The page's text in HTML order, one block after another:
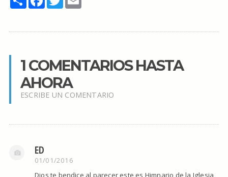
1 COMENTARIOS HASTA
AHORA
ESCRIBE UN COMENTARIO
ED
01/01/2016
Dios te bendice al parecer este es Himnario de la Iglesia